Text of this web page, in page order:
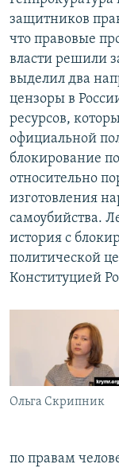
защитников
что правовые
власти решили
выделил два
цензоры в
ресурсов,
официальной
блокирование
относительно
изготовления
самоубийства.
история с
политической
Конституцией
Ольга Скрипник
по правам